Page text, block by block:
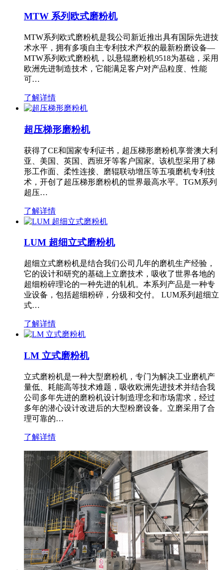
MTW 系列欧式磨粉机
MTW系列欧式磨粉机是我公司新近推出具有国际先进技
术水平，拥有多项自主专利技术产权的最新粉磨设备—
MTW系列欧式磨粉机，以悬辊磨粉机9518为基础，采用
欧洲先进制造技术，它能满足客户对产品粒度、性能
可…
了解详情
超压梯形磨粉机
获得了CE和国家专利证书，超压梯形磨粉机享誉澳大利
亚、美国、英国、西班牙等客户国家。该机型采用了梯
形工作面、柔性连接、磨辊联动增压等五项磨机专利技
术，开创了超压梯形磨粉机的世界最高水平。TGM系列
超压…
了解详情
LUM 超细立式磨粉机
超细立式磨粉机是结合我们公司几年的磨机生产经验，
它的设计和研究的基础上立磨技术，吸收了世界各地的
超细粉碎理论的一种先进的轧机。本系列产品是一种专
业设备，包括超细粉碎，分级和交付。 LUM系列超细立
式…
了解详情
LM 立式磨粉机
立式磨粉机是一种大型磨粉机，专门为解决工业磨机产
量低、耗能高等技术难题，吸收欧洲先进技术并结合我
公司多年先进的磨粉机设计制造理念和市场需求，经过
多年的潜心设计改进后的大型粉磨设备。立磨采用了合
理可靠的…
了解详情